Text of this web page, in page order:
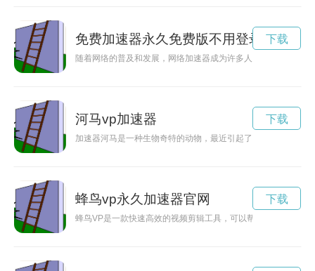
免费加速器永久免费版不用登录
随着网络的普及和发展，网络加速器成为许多人提升网速和流
下载
河马vp加速器
加速器河马是一种生物奇特的动物，最近引起了人们的广泛关
下载
蜂鸟vp永久加速器官网
蜂鸟VP是一款快速高效的视频剪辑工具，可以帮助用户轻松快
下载